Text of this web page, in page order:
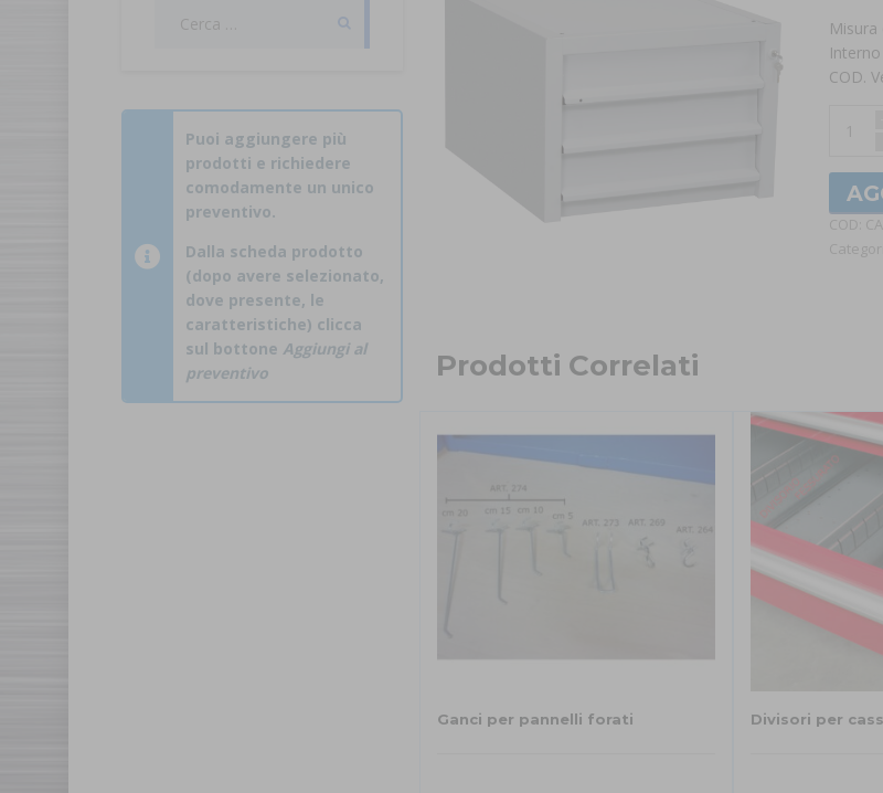
COD.
COD:
Prodotti Correlati
Ganci per pannelli forati Divisori per
Puoi aggiungere più
prodotti e richiedere
comodamente un unico
preventivo.
Dalla scheda prodotto
(dopo avere selezionato,
dove presente, le
caratteristiche) clicca
sul bottone Aggiungi al
preventivo